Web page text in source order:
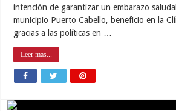
intención de garantizar un embarazo
municipio Puerto Cabello, beneficio en la
gracias a las políticas en …
Leer mas...